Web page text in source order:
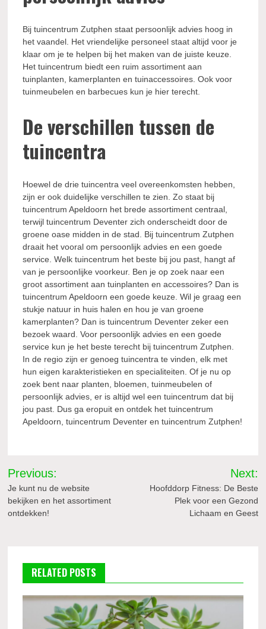
Bij tuincentrum Zutphen staat persoonlijk advies hoog in
het vaandel. Het vriendelijke personeel staat altijd voor je
klaar om je te helpen bij het maken van de juiste keuze.
Het tuincentrum biedt een ruim assortiment aan
tuinplanten, kamerplanten en tuinaccessoires. Ook voor
tuinmeubelen en barbecues kun je hier terecht.
De verschillen tussen de
tuincentra
Hoewel de drie tuincentra veel overeenkomsten hebben,
zijn er ook duidelijke verschillen te zien. Zo staat bij
tuincentrum Apeldoorn het brede assortiment centraal,
terwijl tuincentrum Deventer zich onderscheidt door de
groene oase midden in de stad. Bij tuincentrum Zutphen
draait het vooral om persoonlijk advies en een goede
service. Welk tuincentrum het beste bij jou past, hangt af
van je persoonlijke voorkeur. Ben je op zoek naar een
groot assortiment aan tuinplanten en accessoires? Dan is
tuincentrum Apeldoorn een goede keuze. Wil je graag een
stukje natuur in huis halen en hou je van groene
kamerplanten? Dan is tuincentrum Deventer zeker een
bezoek waard. Voor persoonlijk advies en een goede
service kun je het beste terecht bij tuincentrum Zutphen.
In de regio zijn er genoeg tuincentra te vinden, elk met
hun eigen karakteristieken en specialiteiten. Of je nu op
zoek bent naar planten, bloemen, tuinmeubelen of
persoonlijk advies, er is altijd wel een tuincentrum dat bij
jou past. Dus ga eropuit en ontdek het tuincentrum
Apeldoorn, tuincentrum Deventer en tuincentrum Zutphen!
Bericht
navigatie
Previous:
Je kunt nu de website
bekijken en het assortiment
ontdekken!
Next:
Hoofddorp Fitness: De Beste
Plek voor een Gezond
Lichaam en Geest
RELATED POSTS